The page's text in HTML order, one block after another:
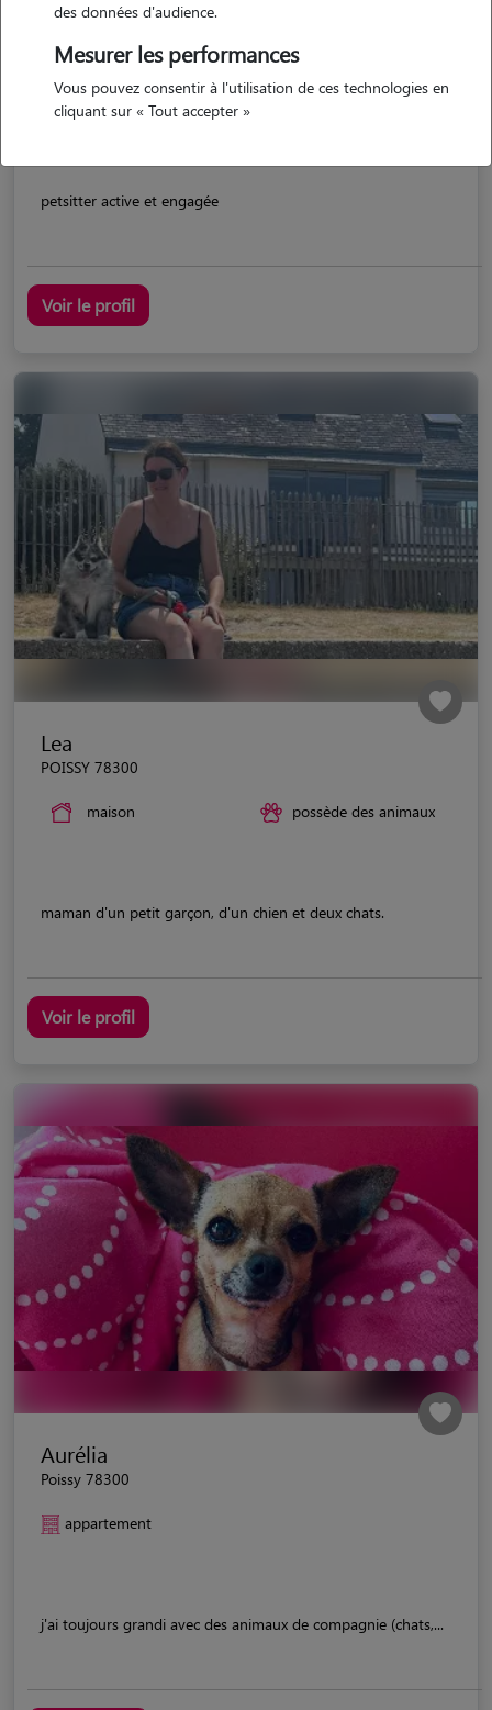
Daphné
POISSY 78300
maison possède des animaux
petsitter active et engagée
Voir le profil
Lea
POISSY 78300
maison possède des animaux
maman d'un petit garçon, d'un chien et deux chats.
Voir le profil
Aurélia
Poissy 78300
appartement
j'ai toujours grandi avec des animaux de compagnie (chats,...
des données d'audience.
Mesurer les performances
Vous pouvez consentir à l'utilisation de ces technologies en
cliquant sur « Tout accepter »